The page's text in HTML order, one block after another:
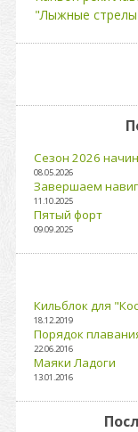
"Лыжные
Сезон 2026
08.05.2026
Завершаем
11.10.2025
Пятый форт
09.09.2025
Кильблок для
18.12.2019
Порядок
22.06.2016
Маяки Ладоги
13.01.2016